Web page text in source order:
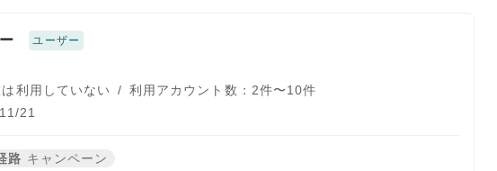
ユーザー
利用していない
/ 利用アカウント数：2件〜10件
21
路 キャンペーン